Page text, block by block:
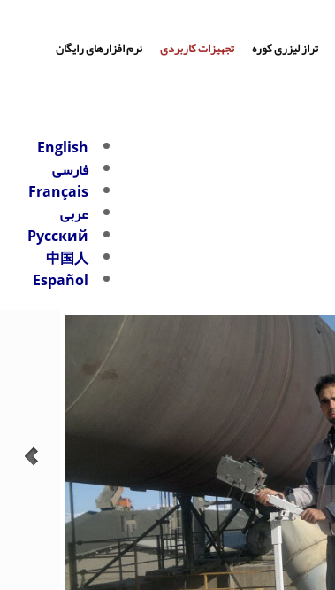
تراز لیزری کوره تجهیزات کاربردی نرم افزارهای رایگان
English
فارسی
Français
عربی
Русский
中国人
Español